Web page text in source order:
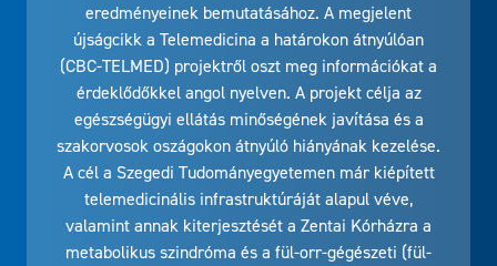
eredményeinek bemutatásához. A megjelent
újságcikk a Telemedicina a határokon átnyúlóan
(CBC-TELMED) projektről oszt meg információkat a
érdeklődőkkel angol nyelven. A projekt célja az
egészségügyi ellátás minőségének javítása és a
szakorvosok oszágokon átnyúló hiányának kezelése.
A cél a Szegedi Tudományegyetemen már kiépített
telemedicinális infrastruktúráját alapul véve,
valamint annak kiterjesztését a Zentai Kórházra a
metabolikus szindróma és a fül-orr-gégészeti (fül-